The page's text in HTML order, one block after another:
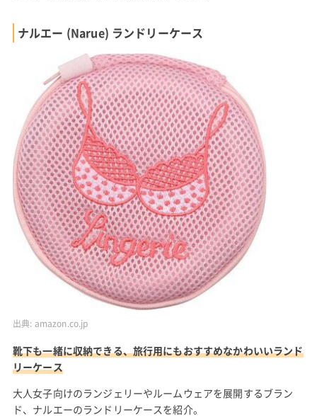
ナルエー (Narue) ランドリーケース
出典: amazon.co.jp
靴下も一緒に収納できる、旅行用にもおすすめなかわいいランド
リーケース
大人女子向けのランジェリーやルームウェアを展開するブラン
ド、ナルエーのランドリーケースを紹介。